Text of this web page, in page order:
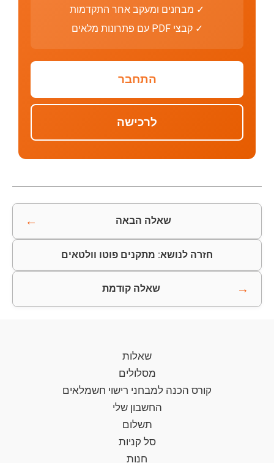
✓ מבחנים ומעקב אחר התקדמות
✓ קבצי PDF עם פתרונות מלאים
התחבר
לרכישה
שאלה הבאה ←
חזרה לנושא: מתקנים פוטו וולטאים
→ שאלה קודמת
שאלות
מסלולים
קורס הכנה למבחני רישוי חשמלאים
החשבון שלי
תשלום
סל קניות
חנות